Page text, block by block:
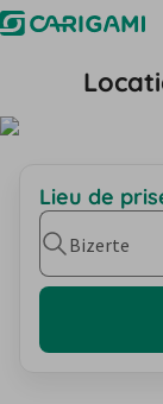
Lieu de
Bizerte